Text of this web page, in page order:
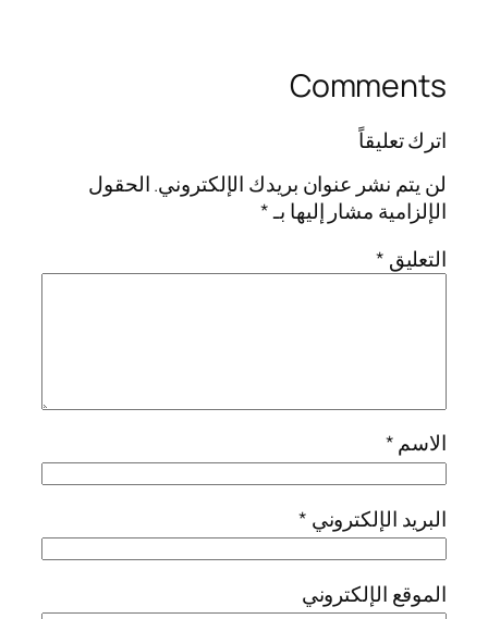
Comments
اترك تعليقاً
لن يتم نشر عنوان بريدك الإلكتروني.الحقول
الإلزامية مشار إليها بـ*
التعليق *
الاسم*
البريد الإلكتروني *
الموقع الإلكتروني